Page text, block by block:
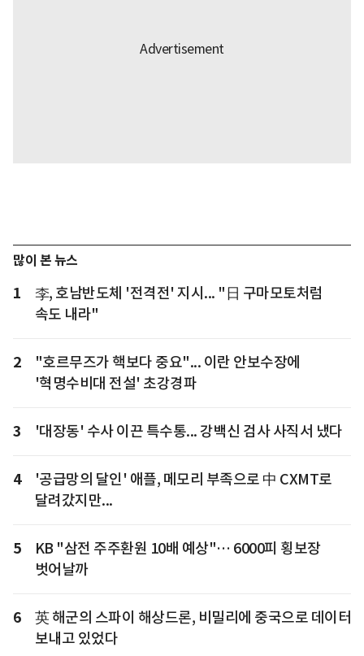
많이 본 뉴스
1
李, 호남반도체 '전격전' 지시... "日 구마모토처럼
속도 내라"
2
"호르무즈가 핵보다 중요"... 이란 안보수장에
'혁명수비대 전설' 초강경파
3 '대장동' 수사 이끈 특수통... 강백신 검사 사직서 냈다
4
'공급망의 달인' 애플, 메모리 부족으로 中 CXMT로
달려갔지만...
5
KB "삼전 주주환원 10배 예상"… 6000피 횡보장
벗어날까
6
英 해군의 스파이 해상드론, 비밀리에 중국으로 데이터
보내고 있었다